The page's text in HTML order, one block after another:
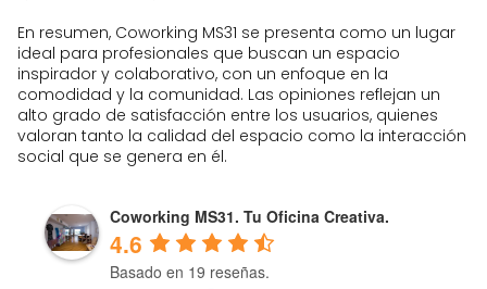
En resumen, Coworking MS31 se presenta como un lugar
ideal para profesionales que buscan un espacio
inspirador y colaborativo, con un enfoque en la
comodidad y la comunidad. Las opiniones reflejan un
alto grado de satisfacción entre los usuarios, quienes
valoran tanto la calidad del espacio como la interacción
social que se genera en él.
Coworking MS31. Tu Oficina Creativa.
4.6
Basado en 19 reseñas.